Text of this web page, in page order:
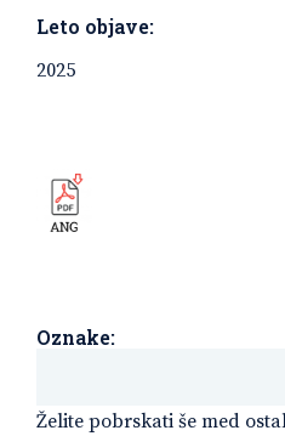
Leto objave:
2025
Oznake:
Želite pobrskati še med